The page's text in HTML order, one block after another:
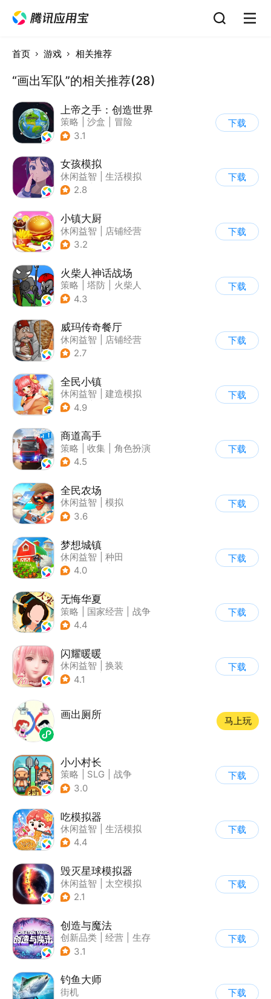
首页 游戏 相关推荐
“画出军队”的相关推荐(28)
上帝之手：创造世界
策略 沙盒
冒险
| 卡通
3.1
下载
女孩模拟
休闲益智
生活模拟
| 校园
2.8
下载
小镇大厨
休闲益智
店铺经营
| 美食
3.2
下载
火柴人神话战场
策略 塔防
火柴人
| 休闲益智
4.3
下载
威玛传奇餐厅
休闲益智
店铺经营
| 美食
2.7
下载
全民小镇
休闲益智
建造模拟
| 卡通
4.9
下载
商道高手
策略 收集
角色扮演
| 模拟
4.5
下载
全民农场
休闲益智
模拟
| 田园生活
3.6
下载
梦想城镇
休闲益智
种田
| 田园生活
4.0
下载
无悔华夏
策略 国家经营
战争
| 中国风
4.4
下载
闪耀暖暖
休闲益智
换装
| 美少女
4.1
下载
画出厕所
马上玩
小小村长
策略 SLG
战争
| 像素风
3.0
下载
吃模拟器
休闲益智
生活模拟
| 美食
4.4
下载
毁灭星球模拟器
休闲益智
太空模拟
| 太空
2.1
下载
创造与魔法
创新品类 经营
生存
| 开放世界
3.1
下载
钓鱼大师
街机
下载